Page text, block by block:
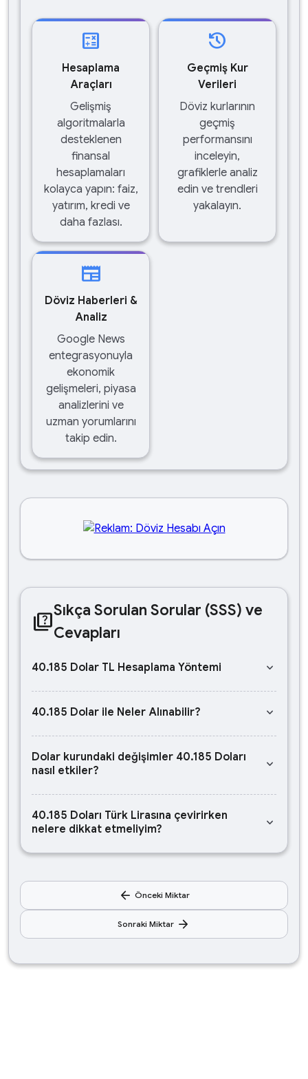
calculate
Hesaplama
Araçları
Gelişmiş
algoritmalarla
desteklenen
finansal
hesaplamaları
kolayca yapın: faiz,
yatırım, kredi ve
daha fazlası.
history
Geçmiş Kur
Verileri
Döviz kurlarının
geçmiş
performansını
inceleyin,
grafiklerle analiz
edin ve trendleri
yakalayın.
newspaper
Döviz Haberleri &
Analiz
Google News
entegrasyonuyla
ekonomik
gelişmeleri, piyasa
analizlerini ve
uzman yorumlarını
takip edin.
quizSıkça Sorulan Sorular (SSS) ve
Cevapları
40.185 Dolar TL Hesaplama Yöntemi keyboard_arrow_down
40.185 Dolar ile Neler Alınabilir? keyboard_arrow_down
Dolar kurundaki değişimler 40.185 Doları
nasıl etkiler?
keyboard_arrow_down
40.185 Doları Türk Lirasına çevirirken
nelere dikkat etmeliyim?
keyboard_arrow_down
arrow_back Önceki Miktar
Sonraki Miktar arrow_forward